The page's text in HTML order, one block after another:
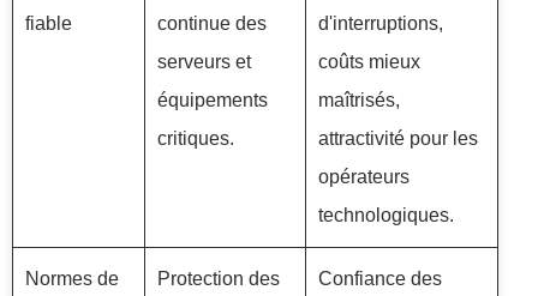
fiable
continue des
serveurs et
équipements
critiques.
d'interruptions,
coûts mieux
maîtrisés,
attractivité pour les
opérateurs
technologiques.
Normes de
Protection des
Confiance des